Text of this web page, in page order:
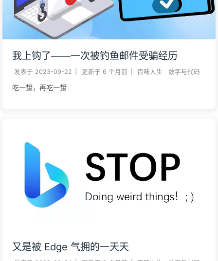
我上钩了——一次被钓鱼邮件受骗经历
发表于 2023-09-22 更新于 6 个月前 百味人生 数字与代码
吃一蛰，再吃一蛰
又是被 Edge 气拥的一天天